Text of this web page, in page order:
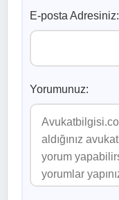
E-posta Adresiniz:
Yorumunuz: